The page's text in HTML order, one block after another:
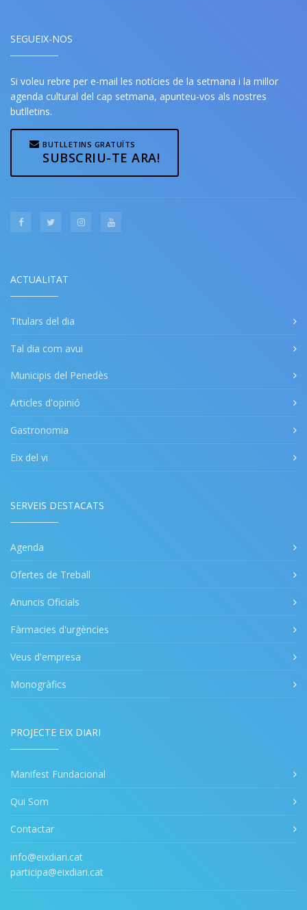
SEGUEIX-NOS
Si voleu rebre per e-mail les notícies de la setmana i la millor
agenda cultural del cap setmana, apunteu-vos als nostres
butlletins.
BUTLLETINS GRATUÏTS
SUBSCRIU-TE ARA!
ACTUALITAT
Titulars del dia
Tal dia com avui
Municipis del Penedès
Articles d'opinió
Gastronomia
Eix del vi
SERVEIS DESTACATS
Agenda
Ofertes de Treball
Anuncis Oficials
Fàrmacies d'urgències
Veus d'empresa
Monogràfics
PROJECTE EIX DIARI
Manifest Fundacional
Qui Som
Contactar
info@eixdiari.cat
participa@eixdiari.cat